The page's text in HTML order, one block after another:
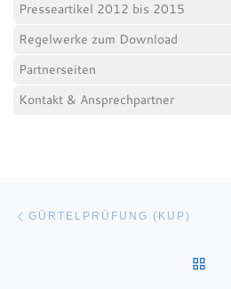
Presseartikel 2012 bis 2015
Regelwerke zum Download
Partnerseiten
Kontakt & Ansprechpartner
GÜRTELPRÜFUNG (KUP)